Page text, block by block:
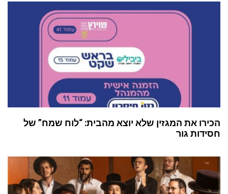
הכירו את המגזין שלא יוצא מהבית: “לוח שמח” של
חסידות גור